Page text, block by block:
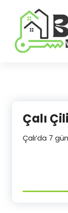
Çalı
Çalı’da 7